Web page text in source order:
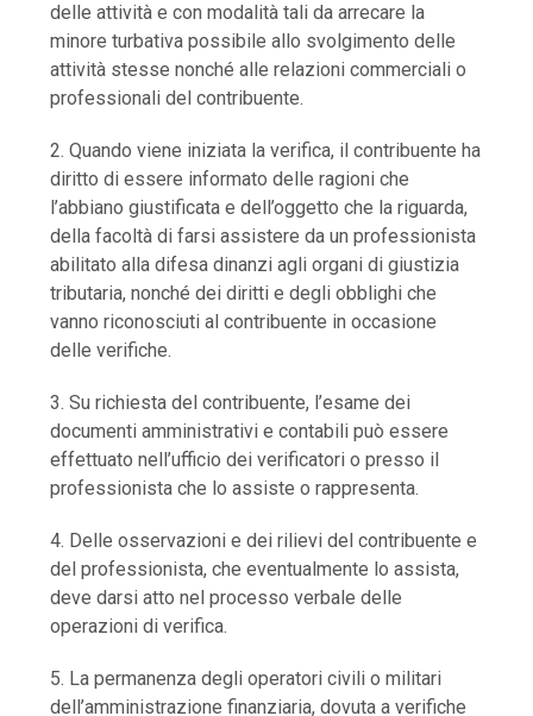
delle attività e con modalità tali da arrecare la
minore turbativa possibile allo svolgimento delle
attività stesse nonché alle relazioni commerciali o
professionali del contribuente.
2. Quando viene iniziata la verifica, il contribuente ha
diritto di essere informato delle ragioni che
l’abbiano giustificata e dell’oggetto che la riguarda,
della facoltà di farsi assistere da un professionista
abilitato alla difesa dinanzi agli organi di giustizia
tributaria, nonché dei diritti e degli obblighi che
vanno riconosciuti al contribuente in occasione
delle verifiche.
3. Su richiesta del contribuente, l’esame dei
documenti amministrativi e contabili può essere
effettuato nell’ufficio dei verificatori o presso il
professionista che lo assiste o rappresenta.
4. Delle osservazioni e dei rilievi del contribuente e
del professionista, che eventualmente lo assista,
deve darsi atto nel processo verbale delle
operazioni di verifica.
5. La permanenza degli operatori civili o militari
dell’amministrazione finanziaria, dovuta a verifiche